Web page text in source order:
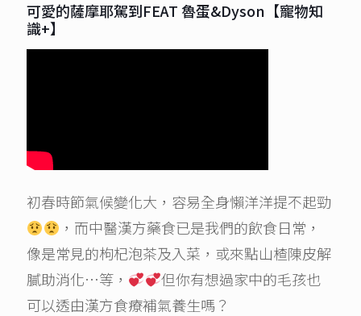
可愛的薩摩耶駕到FEAT 魯蛋&Dyson【寵物知
識+】
初春時節氣候變化大，容易全身懶洋洋提不起勁
，而中醫漢方藥食已是我們的飲食日常，
像是常見的枸杞泡茶及入菜，或來點山楂陳皮解
膩助消化…等，
但你有想過家中的毛孩也
可以透由漢方食療補氣養生嗎？